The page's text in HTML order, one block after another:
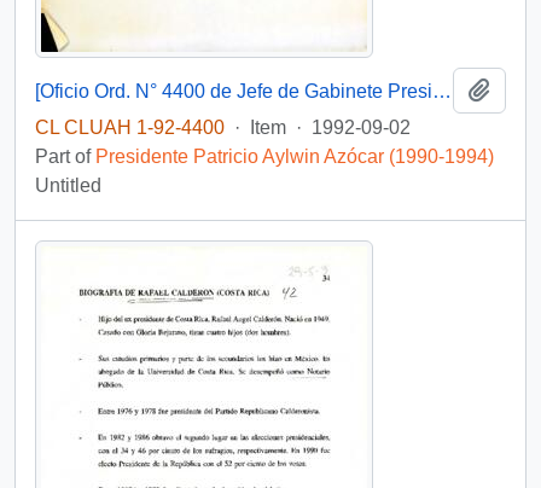
[Oficio Ord. N° 4400 de Jefe de Gabinete Presidencial, remite copia de carta]
CL CLUAH 1-92-4400 · Item · 1992-09-02
Part of Presidente Patricio Aylwin Azócar (1990-1994)
Untitled